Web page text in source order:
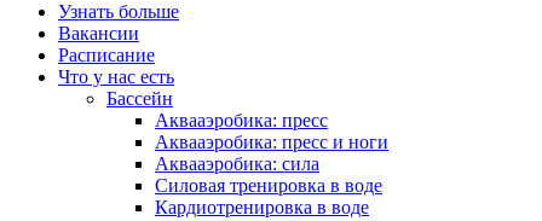
Узнать больше
Вакансии
Расписание
Что у нас есть
Бассейн
Аквааэробика: пресс
Аквааэробика: пресс и ноги
Аквааэробика: сила
Силовая тренировка в воде
Кардиотренировка в воде